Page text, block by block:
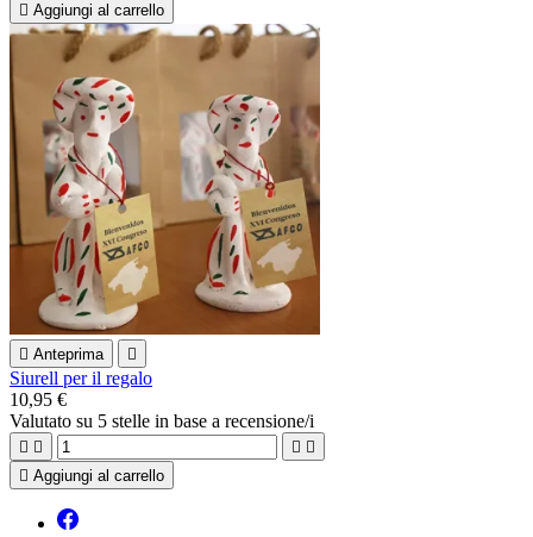
 Aggiungi al carrello
 Anteprima 
Siurell per il regalo
10,95 €
Valutato su 5 stelle in base a recensione/i
   
 Aggiungi al carrello